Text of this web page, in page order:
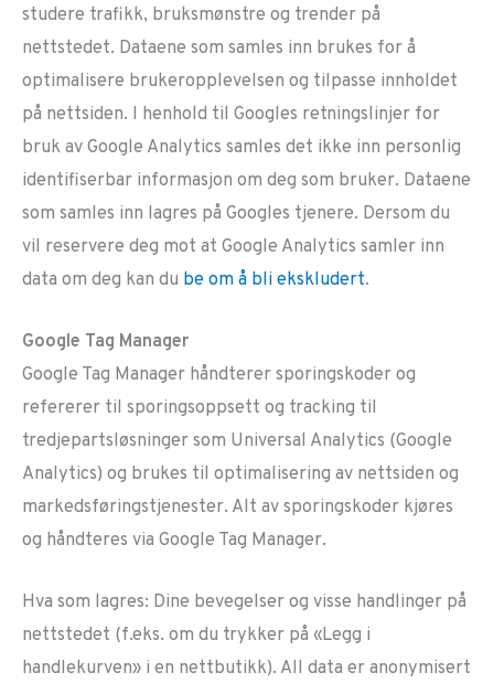
studere trafikk, bruksmønstre og trender på
nettstedet. Dataene som samles inn brukes for å
optimalisere brukeropplevelsen og tilpasse innholdet
på nettsiden. I henhold til Googles retningslinjer for
bruk av Google Analytics samles det ikke inn personlig
identifiserbar informasjon om deg som bruker. Dataene
som samles inn lagres på Googles tjenere. Dersom du
vil reservere deg mot at Google Analytics samler inn
data om deg kan du be om å bli ekskludert.
Google Tag Manager
Google Tag Manager håndterer sporingskoder og
refererer til sporingsoppsett og tracking til
tredjepartsløsninger som Universal Analytics (Google
Analytics) og brukes til optimalisering av nettsiden og
markedsføringstjenester. Alt av sporingskoder kjøres
og håndteres via Google Tag Manager.
Hva som lagres: Dine bevegelser og visse handlinger på
nettstedet (f.eks. om du trykker på «Legg i
handlekurven» i en nettbutikk). All data er anonymisert